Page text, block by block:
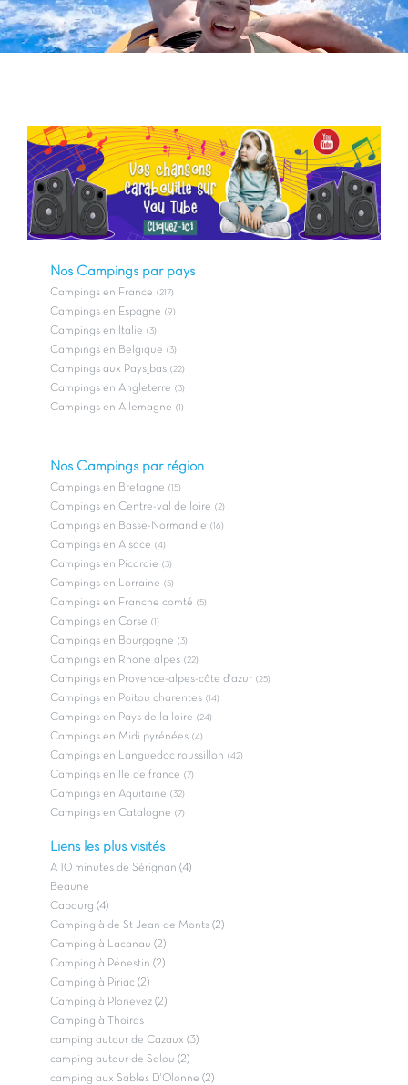
Nos Campings par pays
Campings en France (217)
Campings en Espagne (9)
Campings en Italie (3)
Campings en Belgique (3)
Campings aux Pays_bas (22)
Campings en Angleterre (3)
Campings en Allemagne (1)
Nos Campings par région
Campings en Bretagne (15)
Campings en Centre-val de loire (2)
Campings en Basse-Normandie (16)
Campings en Alsace (4)
Campings en Picardie (3)
Campings en Lorraine (5)
Campings en Franche comté (5)
Campings en Corse (1)
Campings en Bourgogne (3)
Campings en Rhone alpes (22)
Campings en Provence-alpes-côte d'azur (25)
Campings en Poitou charentes (14)
Campings en Pays de la loire (24)
Campings en Midi pyrénées (4)
Campings en Languedoc roussillon (42)
Campings en Ile de france (7)
Campings en Aquitaine (32)
Campings en Catalogne (7)
Liens les plus visités
A 10 minutes de Sérignan (4)
Beaune
Cabourg (4)
Camping à de St Jean de Monts (2)
Camping à Lacanau (2)
Camping à Pénestin (2)
Camping à Piriac (2)
Camping à Plonevez (2)
Camping à Thoiras
camping autour de Cazaux (3)
camping autour de Salou (2)
camping aux Sables D'Olonne (2)